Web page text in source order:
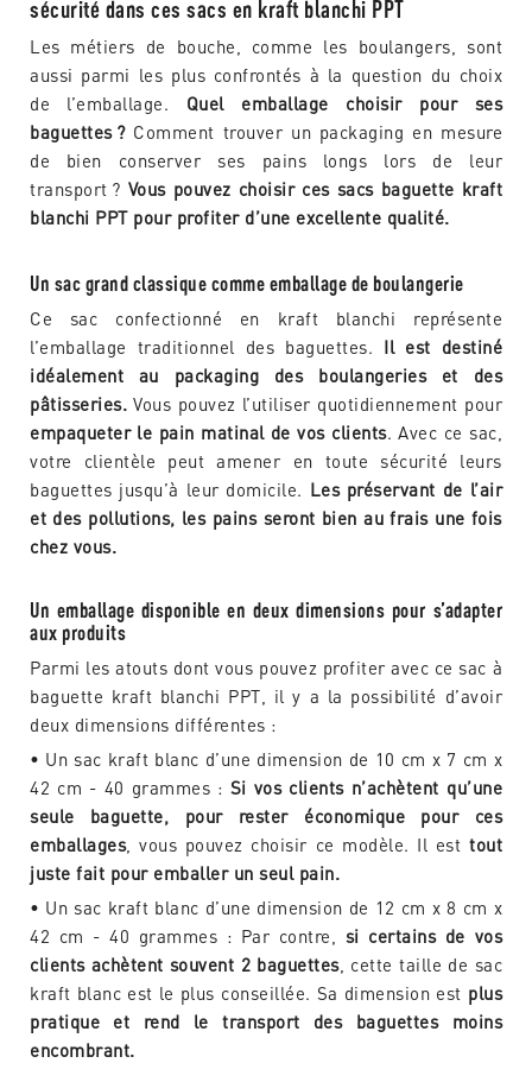
sécurité dans ces sacs en kraft blanchi PPT
Les métiers de bouche, comme les boulangers, sont
aussi parmi les plus confrontés à la question du choix
de l’emballage. Quel emballage choisir pour ses
baguettes ? Comment trouver un packaging en mesure
de bien conserver ses pains longs lors de leur
transport ? Vous pouvez choisir ces sacs baguette kraft
blanchi PPT pour profiter d’une excellente qualité.
Un sac grand classique comme emballage de boulangerie
Ce sac confectionné en kraft blanchi représente
l’emballage traditionnel des baguettes. Il est destiné
idéalement au packaging des boulangeries et des
pâtisseries.Vous pouvez l’utiliser quotidiennement pour
empaqueter le pain matinal de vos clients. Avec ce sac,
votre clientèle peut amener en toute sécurité leurs
baguettes jusqu’à leur domicile. Les préservant de l’air
et des pollutions, les pains seront bien au frais une fois
chez vous.
Un emballage disponible en deux dimensions pour s’adapter
aux produits
Parmi les atouts dont vous pouvez profiter avec ce sac à
baguette kraft blanchi PPT, il y a la possibilité d’avoir
deux dimensions différentes :
• Un sac kraft blanc d’une dimension de 10 cm x 7 cm x
42 cm - 40 grammes : Si vos clients n’achètent qu’une
seule baguette, pour rester économique pour ces
emballages, vous pouvez choisir ce modèle. Il est tout
juste fait pour emballer un seul pain.
• Un sac kraft blanc d’une dimension de 12 cm x 8 cm x
42 cm - 40 grammes : Par contre, si certains de vos
clients achètent souvent 2 baguettes, cette taille de sac
kraft blanc est le plus conseillée. Sa dimension est plus
pratique et rend le transport des baguettes moins
encombrant.